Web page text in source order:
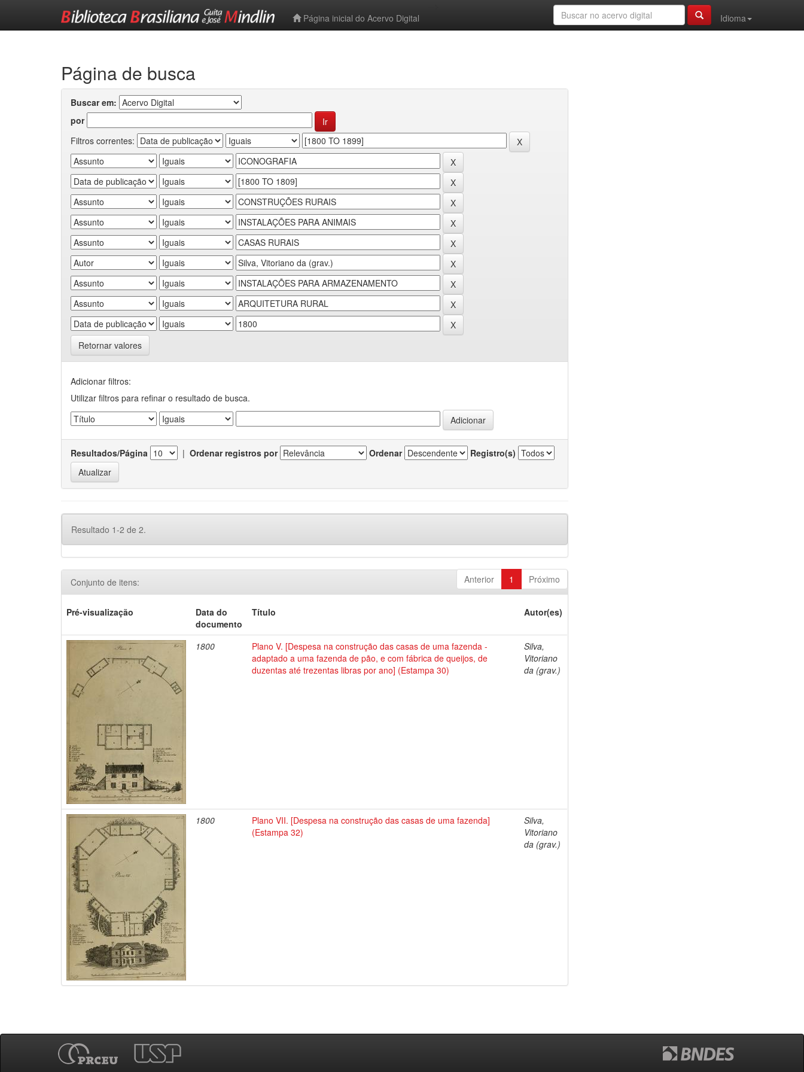
Página inicial do Acervo Digital
Idioma
Página de busca
Buscar em:
por
Filtros correntes:
Retornar valores
Adicionar filtros:
Utilizar filtros para refinar o resultado de busca.
Resultados/Página | Ordenar registros por Ordenar Registro(s)
Resultado 1-2 de 2.
Anterior 1 Próximo
Conjunto de itens:
Pré-visualização
Data do
documento
Título Autor(es)
1800
Plano V. [Despesa na construção das casas de uma fazenda -
adaptado a uma fazenda de pão, e com fábrica de queijos, de
duzentas até trezentas libras por ano] (Estampa 30)
Silva,
Vitoriano
da (grav.)
1800
Plano VII. [Despesa na construção das casas de uma fazenda]
(Estampa 32)
Silva,
Vitoriano
da (grav.)